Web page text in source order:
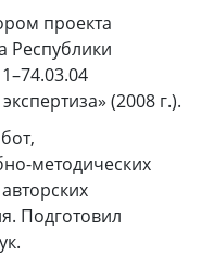
проекта
Республики
(2008 г.).
методических
Подготовил